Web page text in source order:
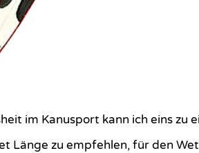
im Kanusport kann ich eins zu
Länge zu empfehlen, für den